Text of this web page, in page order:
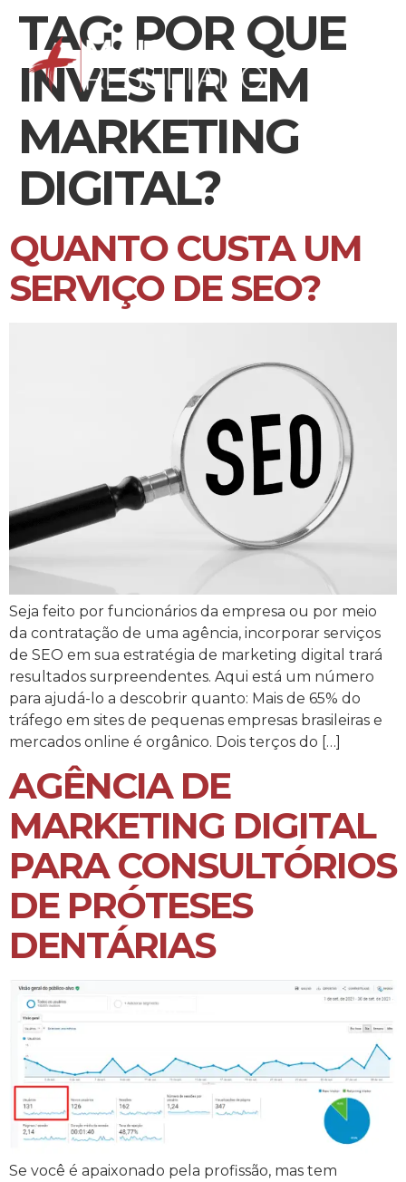
TAG: POR QUE
INVESTIR EM
MARKETING
DIGITAL?
QUANTO CUSTA UM
SERVIÇO DE SEO?
Seja feito por funcionários da empresa ou por meio
da contratação de uma agência, incorporar serviços
de SEO em sua estratégia de marketing digital trará
resultados surpreendentes. Aqui está um número
para ajudá-lo a descobrir quanto: Mais de 65% do
tráfego em sites de pequenas empresas brasileiras e
mercados online é orgânico. Dois terços do […]
AGÊNCIA DE
MARKETING DIGITAL
PARA CONSULTÓRIOS
DE PRÓTESES
DENTÁRIAS
Se você é apaixonado pela profissão, mas tem